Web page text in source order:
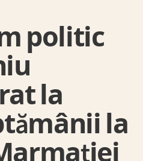
politic
la
la